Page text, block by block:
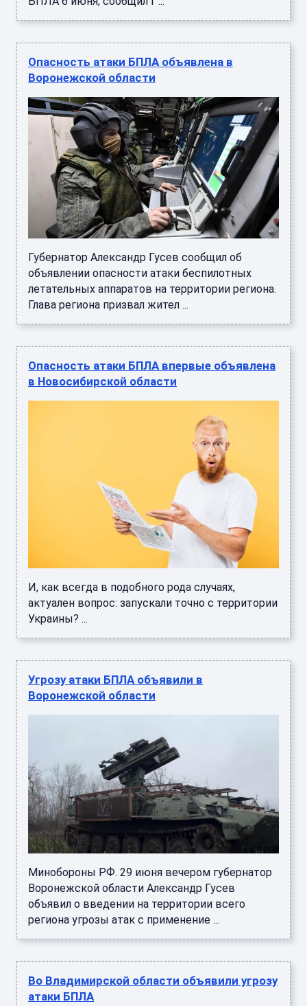
Опасность атаки БПЛА объявлена в
Воронежской области
Губернатор Александр Гусев сообщил об
объявлении опасности атаки беспилотных
летательных аппаратов на территории региона.
Глава региона призвал жител ...
Опасность атаки БПЛА впервые объявлена
в Новосибирской области
И, как всегда в подобного рода случаях,
актуален вопрос: запускали точно с территории
Украины? ...
Угрозу атаки БПЛА объявили в
Воронежской области
Минобороны РФ. 29 июня вечером губернатор
Воронежской области Александр Гусев
объявил о введении на территории всего
региона угрозы атак с применение ...
Во Владимирской области объявили угрозу
атаки БПЛА